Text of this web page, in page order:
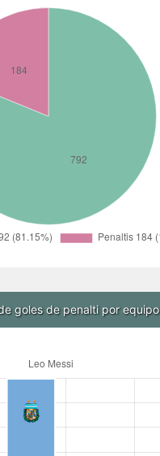
goles de penalti por equipo